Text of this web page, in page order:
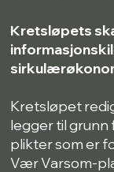
Kretsløpets
Kretsløpet
legger til grunn
plikter som er
Vær Varsom-